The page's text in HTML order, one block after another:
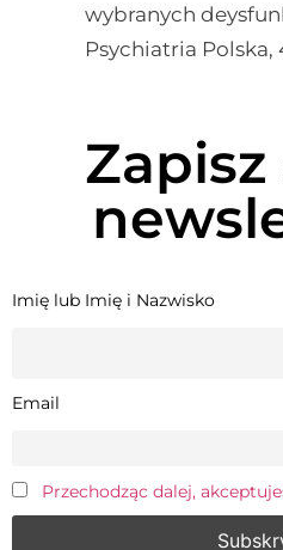
wybranych
Psychiatria Polska,
Imię lub Imię i Nazwisko
Email
Przechodząc dalej,